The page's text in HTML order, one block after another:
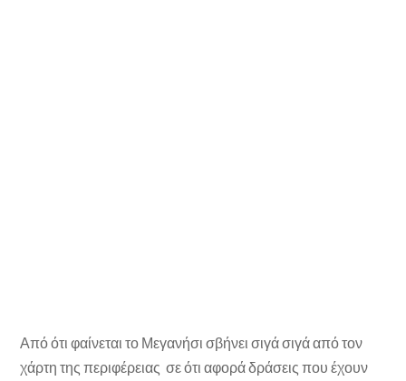
Από ότι φαίνεται το Μεγανήσι σβήνει σιγά σιγά από τον
χάρτη της περιφέρειας σε ότι αφορά δράσεις που έχουν